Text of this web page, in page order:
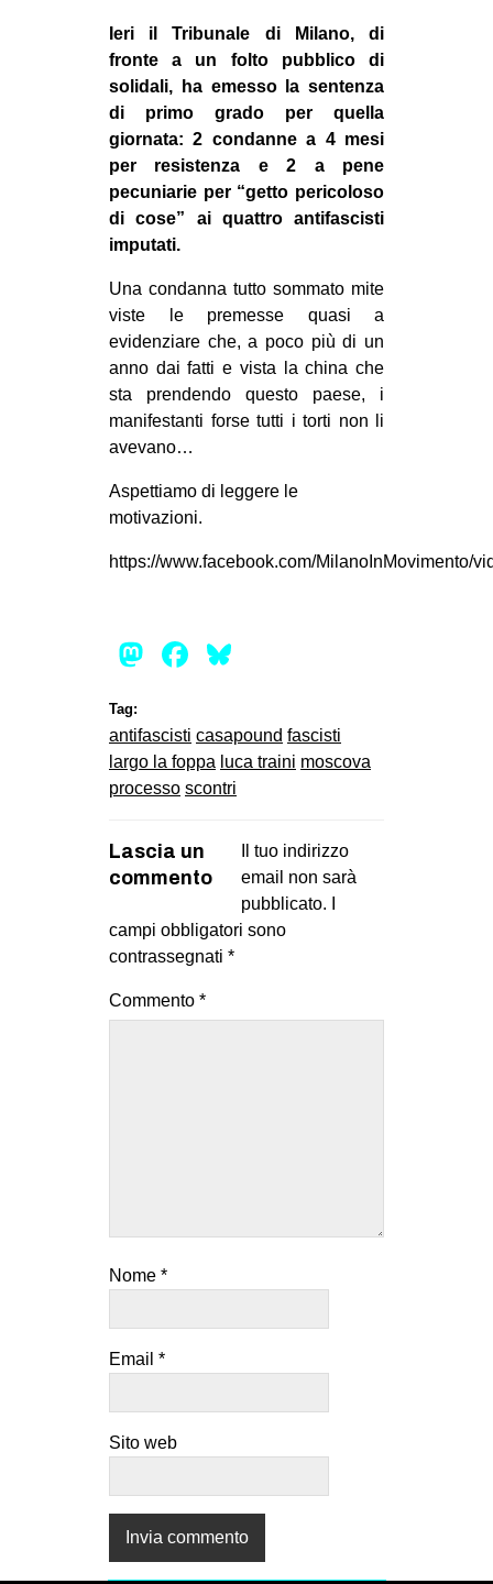
Ieri il Tribunale di Milano, di
fronte a un folto pubblico di
solidali, ha emesso la sentenza
di primo grado per quella
giornata: 2 condanne a 4 mesi
per resistenza e 2 a pene
pecuniarie per “getto pericoloso
di cose” ai quattro antifascisti
imputati.
Una condanna tutto sommato mite
viste le premesse quasi a
evidenziare che, a poco più di un
anno dai fatti e vista la china che
sta prendendo questo paese, i
manifestanti forse tutti i torti non li
avevano…
Aspettiamo di leggere le
motivazioni.
https://www.facebook.com/MilanoInMovimento/
Mastodon
Facebook
Tag:
antifascisti casapound fascisti
largo la foppa luca traini moscova
processo scontri
Lascia un
commento
Il tuo indirizzo
email non sarà
pubblicato.
campi obbligatori sono
contrassegnati *
Commento *
Nome *
Email *
Sito web